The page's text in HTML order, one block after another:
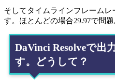
そしてタイムラインフレームレ
す。ほとんどの場合29.97で問題
DaVinci Resolveで出
す。どうして？